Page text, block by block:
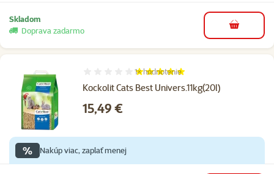
Skladom
Doprava zadarmo
do košíka
Kockolit Cats Best Univers.11kg(20l)
Hodnotenie 100%, počet hodnotení: 1
1×hodnotenie
Cena
15,49 €
% Nakúp viac, zaplať menej